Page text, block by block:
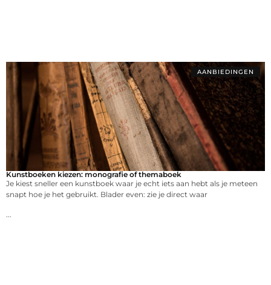
AANBIEDINGEN
Kunstboeken kiezen: monografie of themaboek
Je kiest sneller een kunstboek waar je echt iets aan hebt als je meteen
snapt hoe je het gebruikt. Blader even: zie je direct waar